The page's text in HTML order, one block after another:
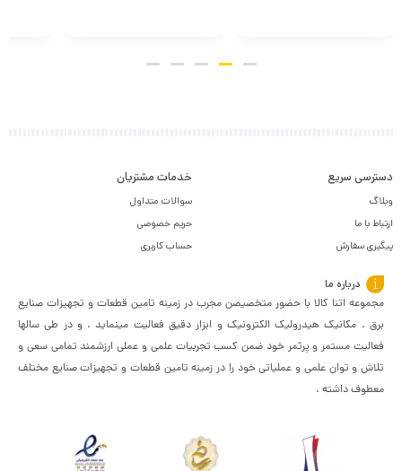
دسترسی سریع
وبلاگ
ارتباط با ما
پیگیری سفارش
خدمات مشتریان
سوالات متداول
حریم خصوصی
حساب کاربری
درباره ما
مجموعه اتنا کالا با حضور متخصیصن مجرب در زمینه تامین قطعات و تجهیزات صنایع
برق . مکانیک هیدرولیک الکترونیک و ابزار دقیق فعالیت مینماید . و در طی سالها
فعالیت مستمر و پرثمر خود ضمن کسب تجربیات علمی و عملی ارزشمند تمامی سعی و
تلاش و توان علمی و عملیاتی خود را در زمینه تامین قطعات و تجهیزات صنایع مختلف
معطوف داشته .